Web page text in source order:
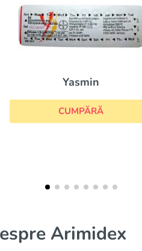
Parlodel
Arimidex